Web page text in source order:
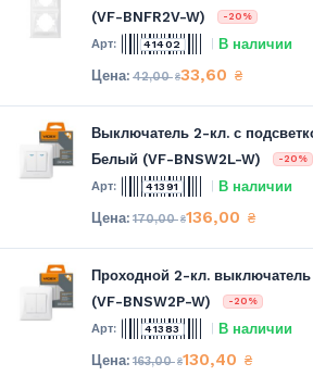
(VF-BNFR2V-W)
-20%
41402 В наличии
42,00₴33,60 ₴
Выключатель 2-кл. с
Белый (VF-BNSW2L-W)
-20%
41391 В наличии
170,00₴136,00 ₴
Проходной 2-кл.
(VF-BNSW2P-W)
-20%
41383 В наличии
163,00₴130,40 ₴